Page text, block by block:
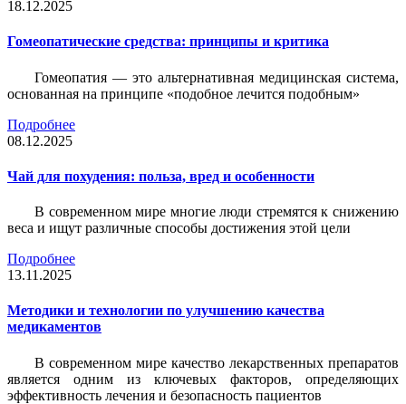
18.12.2025
Гомеопатические средства: принципы и критика
Гомеопатия — это альтернативная медицинская система,
основанная на принципе «подобное лечится подобным»
Подробнее
08.12.2025
Чай для похудения: польза, вред и особенности
В современном мире многие люди стремятся к снижению
веса и ищут различные способы достижения этой цели
Подробнее
13.11.2025
Методики и технологии по улучшению качества
медикаментов
В современном мире качество лекарственных препаратов
является одним из ключевых факторов, определяющих
эффективность лечения и безопасность пациентов